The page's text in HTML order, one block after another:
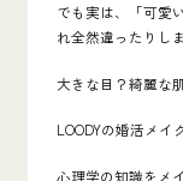
でも実は、「可愛
れ全然違ったりし
大きな目？綺麗な
LOODYの婚活メイ
心理学の知識をメ